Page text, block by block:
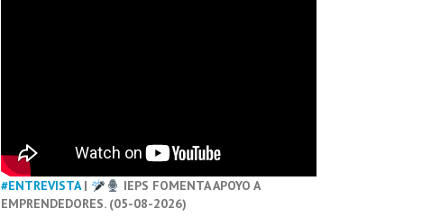
#ENTREVISTA|
IEPS FOMENTA APOYO A
EMPRENDEDORES. (05-08-2026)